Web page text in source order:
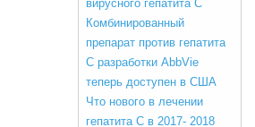
вирусного гепатита С
Комбинированный
препарат против гепатита
С разработки AbbVie
теперь доступен в США
Что нового в лечении
гепатита С в 2017- 2018